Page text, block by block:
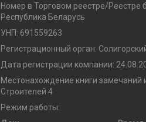
Номер в Торговом реестре/Реестре
Республика Беларусь
УНП: 691559263
Регистрационный орган:
Дата регистрации компании:
Местонахождение книги замечаний
Строителей 4
Режим работы: